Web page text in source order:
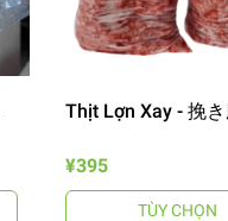
Thịt Lợn Xay - 挽
¥395
TÙY CHỌN